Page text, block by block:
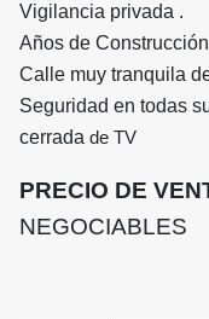
Vigilancia privada .
Años de
Calle muy tranquila
Seguridad en todas
cerrada de TV
PRECIO DE
NEGOCIABLES